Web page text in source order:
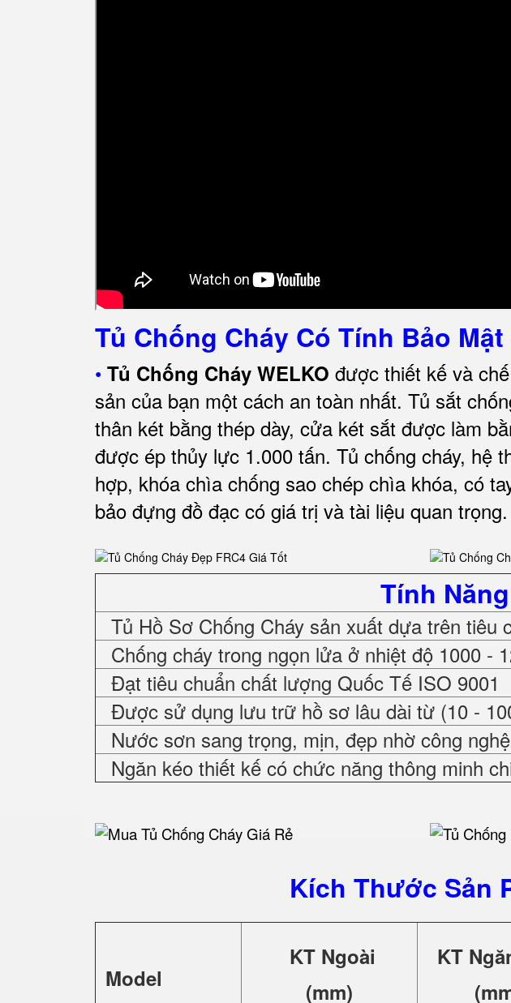
Tủ Chống Cháy Có Tính Bảo Mật
• Tủ Chống Cháy WELKO được thiết kế và
sản của bạn một cách an toàn nhất. Tủ sắt
thân két bằng thép dày, cửa két sắt được làm
được ép thủy lực 1.000 tấn. Tủ chống cháy, hệ
hợp, khóa chìa chống sao chép chìa khóa, có
bảo đựng đồ đạc có giá trị và tài liệu quan trọng.
Tính Năng
Tủ Hồ Sơ Chống Cháy sản xuất dựa trên tiêu
Chống cháy trong ngọn lửa ở nhiệt độ 1000 -
Đạt tiêu chuẩn chất lượng Quốc Tế ISO 9001
Được sử dụng lưu trữ hồ sơ lâu dài từ (10 -
Nước sơn sang trọng, mịn, đẹp nhờ công
Ngăn kéo thiết kế có chức năng thông minh
Kích Thước Sản
Model
KT Ngoài
(mm)
KT